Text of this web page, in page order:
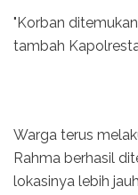
"Korban
tambah
Warga terus
Rahma berhasil
lokasinya lebih